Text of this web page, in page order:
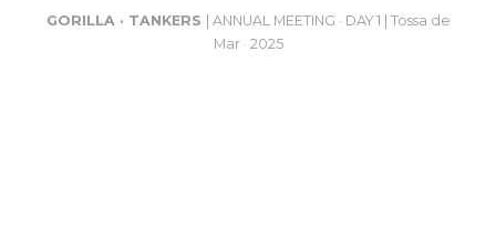
GORILLA · TANKERS
| ANNUAL MEETING · DAY 1 | Tossa de
Mar · 2025